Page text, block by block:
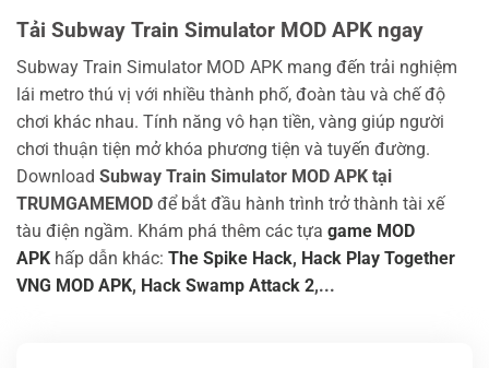
Tải Subway Train Simulator MOD APK ngay
Subway Train Simulator MOD APK mang đến trải nghiệm
lái metro thú vị với nhiều thành phố, đoàn tàu và chế độ
chơi khác nhau. Tính năng vô hạn tiền, vàng giúp người
chơi thuận tiện mở khóa phương tiện và tuyến đường.
Download Subway Train Simulator MOD APK tại
TRUMGAMEMOD để bắt đầu hành trình trở thành tài xế
tàu điện ngầm. Khám phá thêm các tựa game MOD
APK hấp dẫn khác: The Spike Hack, Hack Play Together
VNG MOD APK, Hack Swamp Attack 2,...